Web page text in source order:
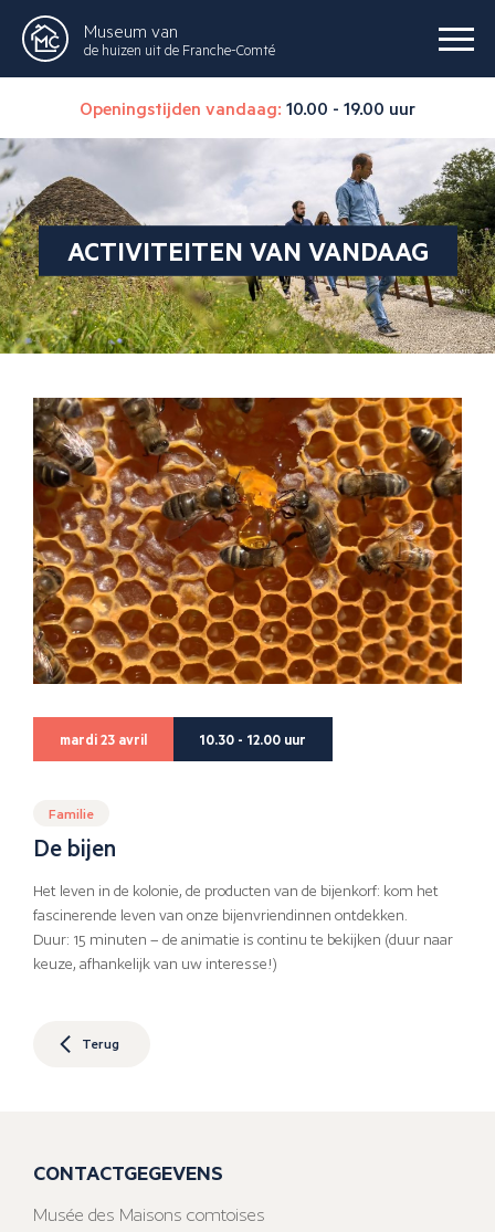
Museum van
de huizen uit de Franche-Comté
Openingstijden vandaag: 10.00 - 19.00 uur
ACTIVITEITEN VAN VANDAAG
mardi 23 avril 10.30 - 12.00 uur
Familie
De bijen
Het leven in de kolonie, de producten van de bijenkorf: kom het
fascinerende leven van onze bijenvriendinnen ontdekken.
Duur: 15 minuten – de animatie is continu te bekijken (duur naar
keuze, afhankelijk van uw interesse!)
Terug
CONTACTGEGEVENS
Musée des Maisons comtoises